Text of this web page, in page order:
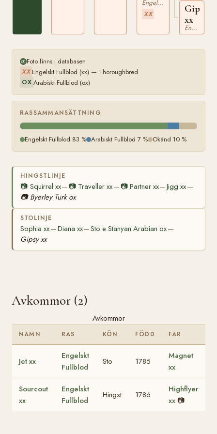
Arabian
ox
Engelskt Fullblod
XX
Gipsy
xx
Engelskt Fullblod
Foto finns i databasen
XX Engelskt Fullblod (xx) — Thoroughbred
OX Arabiskt Fullblod (ox)
RASSAMMANSÄTTNING
Engelskt Fullblod 83 % Arabiskt Fullblod 7 % Okänd 10 %
HINGSTLINJE
📷 Squirrel xx— 📷 Traveller xx— 📷 Partner xx—Jigg xx—
📷 Byerley Turk ox
STOLINJE
Sophia xx—Diana xx—Sto e Stanyan Arabian ox—
Gipsy xx
Avkommor (2)
Avkommor
NAMN RAS KÖN FÖDD FAR
Jet xx
Engelskt
Fullblod
Sto 1785
Magnet
xx
Sourcout
xx
Engelskt
Fullblod
Hingst 1786
Highflyer
xx 📷